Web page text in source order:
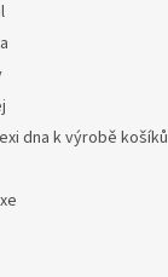
dna k výrobě košíků